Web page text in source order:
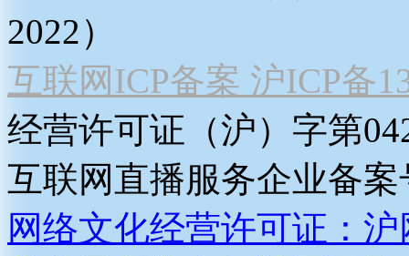
2022）
互联网ICP备案 沪ICP备
经营许可证（沪）字第
互联网直播服务企业备案
网络文化经营许可证：